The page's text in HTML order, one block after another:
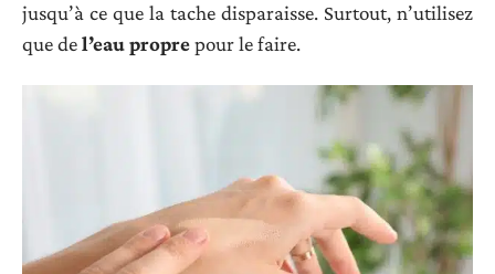
jusqu’à ce que la tache disparaisse. Surtout, n’utilisez
que del’eau proprepour le faire.